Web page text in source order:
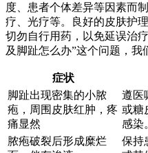
度、患者个体差异等因素而
疗、光疗等。良好的皮肤护
切勿自行用药，以免延误治
及脚趾怎么办”这个问题，我
症状
脚趾出现密集的小脓
疱，周围皮肤红肿，疼
痛显然
遵医
或糖
感染
脓疱破裂后形成糜烂
保持